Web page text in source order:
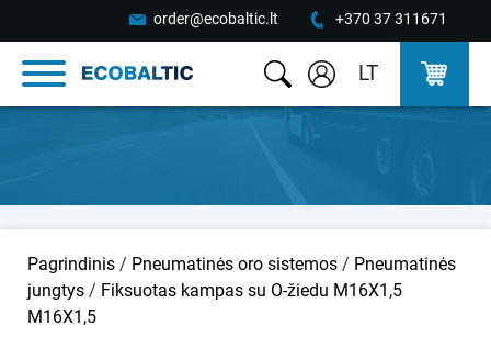
order@ecobaltic.lt +370 37 311671
LT
Pagrindinis / Pneumatinės oro sistemos / Pneumatinės
jungtys / Fiksuotas kampas su O-žiedu M16X1,5
M16X1,5